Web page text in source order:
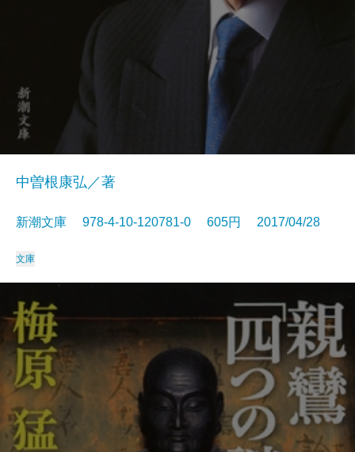
中曽根康弘／著
新潮文庫 978-4-10-120781-0 605円 2017/04/28
文庫